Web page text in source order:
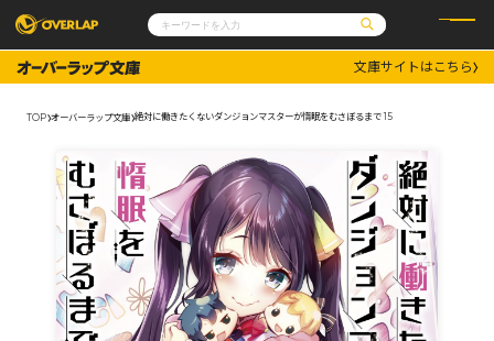
コミックガルド
コミッククリエ
文庫
ノベルス
コミックエッセイ
ポケットモンスター
アニメ
ゲーム
通販・NEWS
OVERLAP STORE
オーバーラップ広報室
企業
会社概要
採用情報
アクセス
オーバーラップホールディングス
お問い合わせはこちら
オーバーラップ文庫
オーバーラップノベルス
文庫サイトはこちら
TOP オーバーラップ文庫 絶対に働きたくないダンジョンマスターが惰眠をむさぼるまで 15